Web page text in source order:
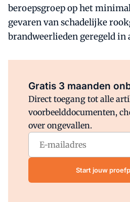
beroepsgroep op het
gevaren van schadelijke
brandweerlieden geregeld
Gratis 3 maanden
Direct toegang tot alle
voorbeelddocumenten,
over ongevallen.
Start jouw